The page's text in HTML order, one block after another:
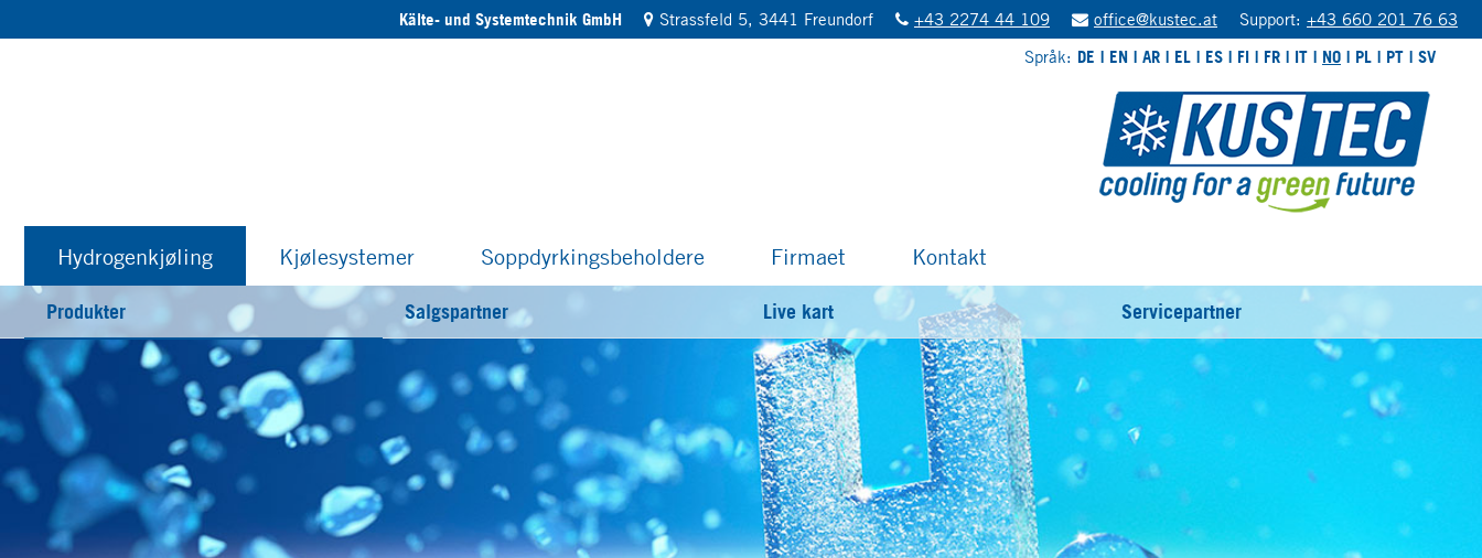
Kälte- und Systemtechnik GmbH Strassfeld 5, 3441 Freundorf +43 2274 44 109 office@kustec.at Support: +43 660 201 76 63
Språk: DE EN AR EL ES FI FR IT NO PL PT SV
Hydrogenkjøling Kjølesystemer Soppdyrkingsbeholdere Firmaet Kontakt
Produkter Salgspartner Live kart Servicepartner